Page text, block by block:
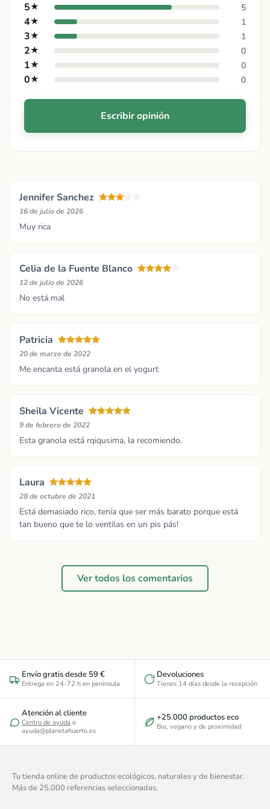
5★ 5
4★ 1
3★ 1
2★ 0
1★ 0
0★ 0
Escribir opinión
Jennifer Sanchez
16 de julio de 2026
Muy rica
Celia de la Fuente Blanco
12 de julio de 2026
No está mal
Patricia
20 de marzo de 2022
Me encanta está granola en el yogurt
Sheila Vicente
9 de febrero de 2022
Esta granola está rqiqusima, la recomiendo.
Laura
28 de octubre de 2021
Está demasiado rico, tenía que ser más barato porque está
tan bueno que te lo ventilas en un pis pás!
Ver todos los comentarios
Envío gratis desde 59 €
Entrega en 24-72 h en península
Devoluciones
Tienes 14 días desde la recepción
Atención al cliente
Centro de ayuda o
ayuda@planetahuerto.es
+25.000 productos eco
Bio, vegano y de proximidad
Tu tienda online de productos ecológicos, naturales y de bienestar.
Más de 25.000 referencias seleccionadas.